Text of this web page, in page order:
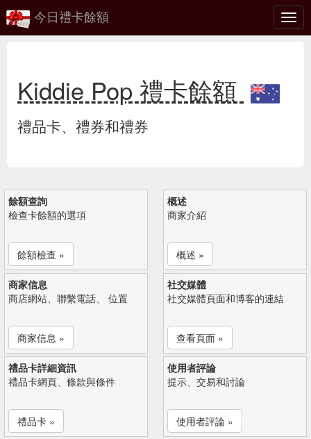
切
換
今日禮卡餘額
Kiddie Pop 禮卡餘額
禮品卡、禮券和禮券
餘額查詢
檢查卡餘額的選項
餘額檢查 »
概述
商家介紹
概述 »
商家信息
商店網站、聯繫電話、 位置
商家信息 »
社交媒體
社交媒體頁面和博客的連結
查看頁面 »
禮品卡詳細資訊
禮品卡網頁、條款與條件
禮品卡 »
使用者評論
提示、交易和討論
使用者評論 »